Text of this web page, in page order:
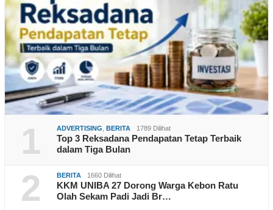
1 ADVERTISING BERITA 1789 Dilihat
Top 3 Reksadana Pendapatan Tetap Terbaik
dalam Tiga Bulan
2 BERITA 1660 Dilihat
KKM UNIBA 27 Dorong Warga Kebon Ratu
Olah Sekam Padi Jadi Br…